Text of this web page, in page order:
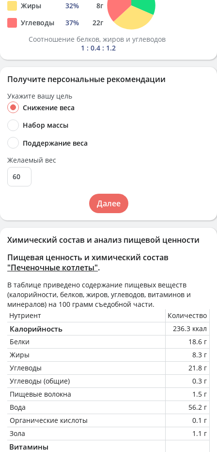
Химический состав и анализ пищевой ценности
Пищевая ценность и химический состав
"Печеночные котлеты".
В таблице приведено содержание пищевых веществ
(калорийности, белков, жиров, углеводов, витаминов и
минералов) на 100 грамм съедобной части.
Нутриент
Количество
Калорийность
236.3 ккал
Белки
18.6 г
Жиры
8.3 г
Углеводы
21.8 г
Углеводы (общие)
0.3 г
Пищевые волокна
1.5 г
Вода
56.2 г
Органические кислоты
0.1 г
Зола
1.1 г
Витамины
Жиры
32% 8г
Углеводы
37% 22г
Соотношение белков, жиров и углеводов
1 : 0.4 : 1.2
Получите персональные рекомендации
Укажите вашу цель
Снижение веса
Набор массы
Поддержание веса
Желаемый вес
Далее